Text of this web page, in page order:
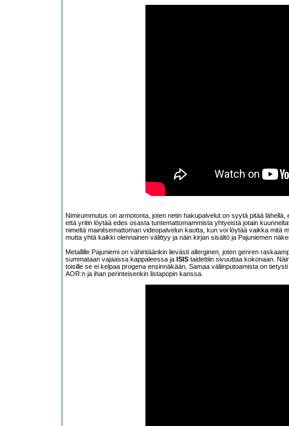
Nimirummutus on armotonta, joten netin hakupalvelut on syytä pitää
että yritin löytää edes osasta tuntemattomammista yhtyeistä jotain
nimeltä mainitsemattoman videopalvelun kautta, kun voi löytää vaikka mitä
mutta yhtä kaikki olennainen välittyy ja näin kirjan sisältö ja Pajuniemen
Metallille Pajuniemi on vähintäänkin lievästi allerginen, joten genren
summataan vajaassa kappaleessa ja ISIS taidettiin sivuuttaa kokonaan.
toisille se ei kelpaa progena ensinnäkään. Samaa väliinputoamista on
AOR:n ja ihan perinteisenkin listapopin kanssa.